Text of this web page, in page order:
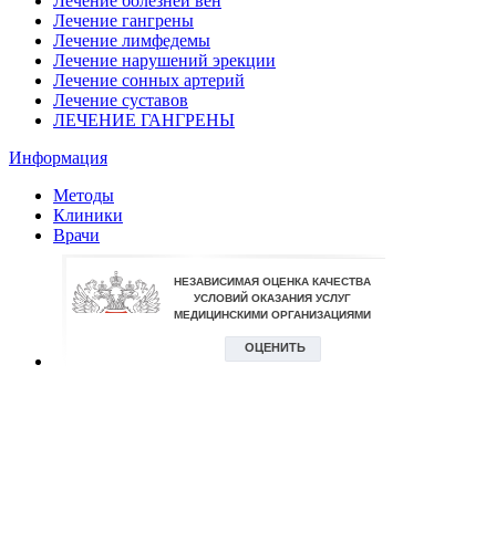
Лечение гангрены
Лечение лимфедемы
Лечение нарушений эрекции
Лечение сонных артерий
Лечение суставов
ЛЕЧЕНИЕ ГАНГРЕНЫ
Информация
Методы
Клиники
Врачи